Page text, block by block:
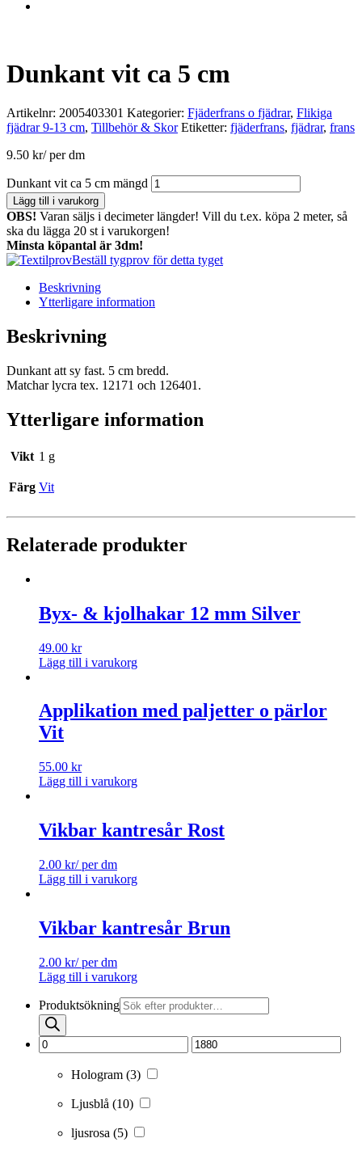
Dunkant vit ca 5 cm
Artikelnr: 2005403301 Kategorier: Fjäderfrans o fjädrar, Flikiga
fjädrar 9-13 cm, Tillbehör & Skor Etiketter: fjäderfrans, fjädrar, frans
9.50 kr/ per dm
Dunkant vit ca 5 cm mängd
Lägg till i varukorg
OBS! Varan säljs i decimeter längder! Vill du t.ex. köpa 2 meter, så
ska du lägga 20 st i varukorgen!
Minsta köpantal är 3dm!
Beställ tygprov för detta tyget
Beskrivning
Ytterligare information
Beskrivning
Dunkant att sy fast. 5 cm bredd.
Matchar lycra tex. 12171 och 126401.
Ytterligare information
Vikt 1 g
Färg Vit
Relaterade produkter
Byx- & kjolhakar 12 mm Silver
49.00 kr
Lägg till i varukorg
Applikation med paljetter o pärlor
Vit
55.00 kr
Lägg till i varukorg
Vikbar kantresår Rost
2.00 kr/ per dm
Lägg till i varukorg
Vikbar kantresår Brun
2.00 kr/ per dm
Lägg till i varukorg
Produktsökning
Hologram (3)
Ljusblå (10)
ljusrosa (5)